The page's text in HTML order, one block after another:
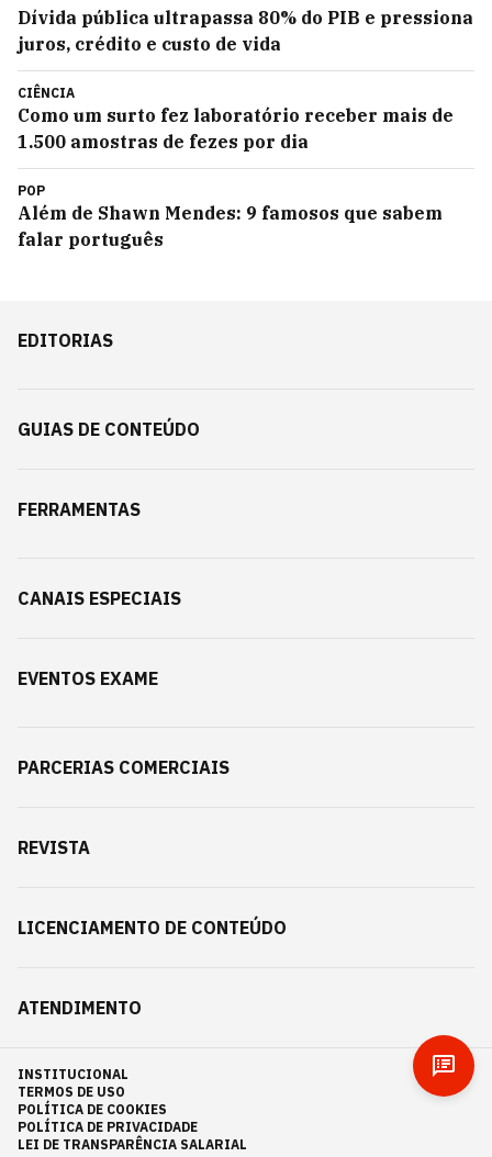
Dívida pública ultrapassa 80% do PIB e pressiona
juros, crédito e custo de vida
CIÊNCIA
Como um surto fez laboratório receber mais de
1.500 amostras de fezes por dia
POP
Além de Shawn Mendes: 9 famosos que sabem
falar português
EDITORIAS
GUIAS DE CONTEÚDO
FERRAMENTAS
CANAIS ESPECIAIS
EVENTOS EXAME
PARCERIAS COMERCIAIS
REVISTA
LICENCIAMENTO DE CONTEÚDO
ATENDIMENTO
INSTITUCIONAL
TERMOS DE USO
POLÍTICA DE COOKIES
POLÍTICA DE PRIVACIDADE
LEI DE TRANSPARÊNCIA SALARIAL